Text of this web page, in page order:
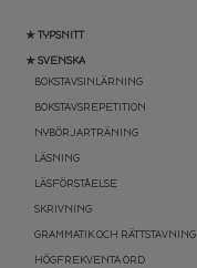
★ TYPSNITT
★ SVENSKA
BOKSTAVSINLÄRNING
BOKSTAVSREPETITION
NYBÖRJARTRÄNING
LÄSNING
LÄSFÖRSTÅELSE
SKRIVNING
GRAMMATIK OCH RÄTTSTAVNING
HÖGFREKVENTA ORD